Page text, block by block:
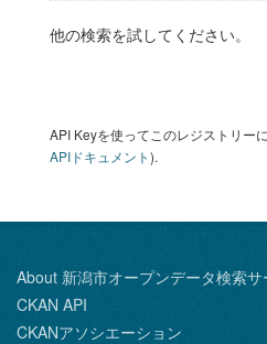
他の検索を試してください。
API Keyを使ってこのレジストリー
APIドキュメント).
About 新潟市オープンデータ検索サ
CKAN API
CKANアソシエーション